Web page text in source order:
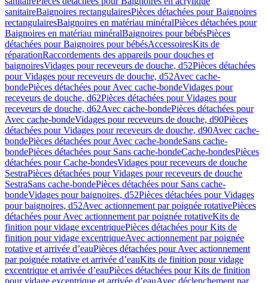
sanitaireBaignoires rectangulairesPièces détachées pour Baignoires
rectangulairesBaignoires en matériau minéralPièces détachées pour
Baignoires en matériau minéralBaignoires pour bébésPièces
détachées pour Baignoires pour bébésAccessoiresKits de
réparationRaccordements des appareils pour douches et
baignoiresVidages pour receveurs de douche, d52Pièces détachées
pour Vidages pour receveurs de douche, d52Avec cache-
bondePièces détachées pour Avec cache-bondeVidages pour
receveurs de douche, d62Pièces détachées pour Vidages pour
receveurs de douche, d62Avec cache-bondePièces détachées pour
Avec cache-bondeVidages pour receveurs de douche, d90Pièces
détachées pour Vidages pour receveurs de douche, d90Avec cache-
bondePièces détachées pour Avec cache-bondeSans cache-
bondePièces détachées pour Sans cache-bondeCache-bondesPièces
détachées pour Cache-bondesVidages pour receveurs de douche
SestraPièces détachées pour Vidages pour receveurs de douche
SestraSans cache-bondePièces détachées pour Sans cache-
bondeVidages pour baignoires, d52Pièces détachées pour Vidages
pour baignoires, d52Avec actionnement par poignée rotativePièces
détachées pour Avec actionnement par poignée rotativeKits de
finition pour vidage excentriquePièces détachées pour Kits de
finition pour vidage excentriqueAvec actionnement par poignée
rotative et arrivée d’eauPièces détachées pour Avec actionnement
par poignée rotative et arrivée d’eauKits de finition pour vidage
excentrique et arrivée d’eauPièces détachées pour Kits de finition
pour vidage excentrique et arrivée d’eauAvec déclenchement par